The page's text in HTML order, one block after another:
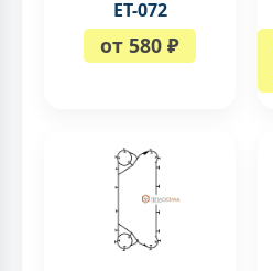
ЕТ-072
от 580 ₽